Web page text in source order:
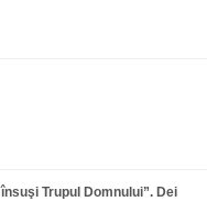
Trupul Domnului”. Dei